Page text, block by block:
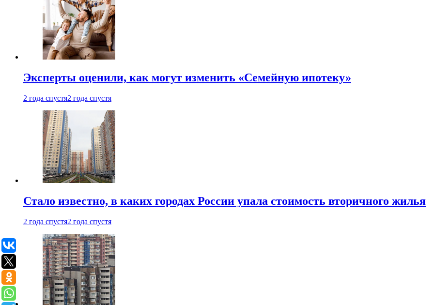
Эксперты оценили, как могут изменить «Семейную ипотеку»
2 года спустя2 года спустя
Стало известно, в каких городах России упала стоимость вторичного жилья
2 года спустя2 года спустя